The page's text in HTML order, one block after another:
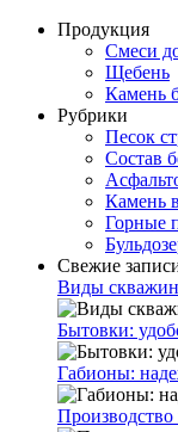
Продукция
Смеси
Щебень
Камень
Рубрики
Песок
Состав
Камень
Горные
Свежие
Виды
Бытовки:
Габионы: